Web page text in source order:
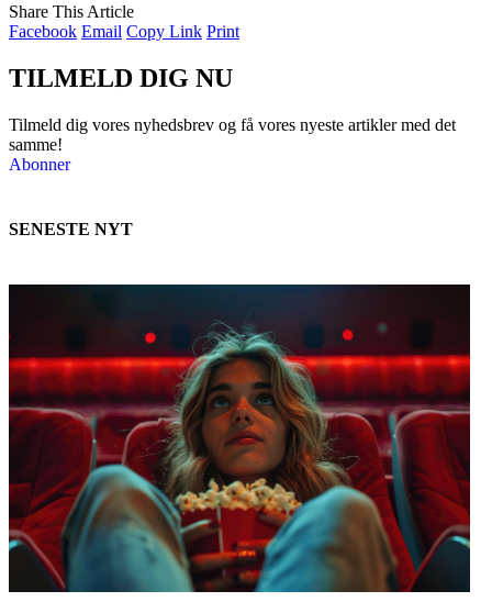
Share This Article
Facebook Email Copy Link Print
TILMELD DIG NU
Tilmeld dig vores nyhedsbrev og få vores nyeste artikler med det
samme!
Abonner
SENESTE NYT